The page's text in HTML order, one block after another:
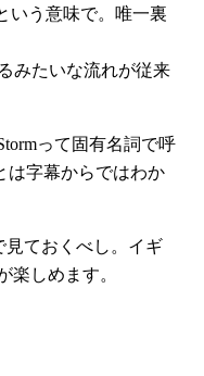
いう意味で。唯一裏
みたいな流れが従来
って固有名詞で呼
は字幕からではわか
見ておくべし。イギ
しめます。